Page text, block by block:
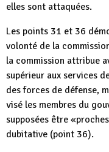
elles sont attaquées.
Les points 31 et 36
volonté de la
la commission attribue
supérieur aux services
des forces de défense,
visé les membres du
supposées être
dubitative (point 36).